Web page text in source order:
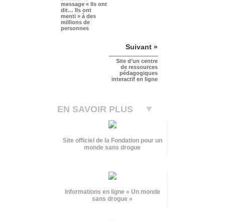
message « Ils ont
dit… Ils ont
menti » à des
millions de
personnes
Suivant »
Site d’un centre
de ressources
pédagogiques
interactif en ligne
EN SAVOIR PLUS
Site officiel de la Fondation pour un
monde sans drogue
Informations en ligne « Un monde
sans drogue »